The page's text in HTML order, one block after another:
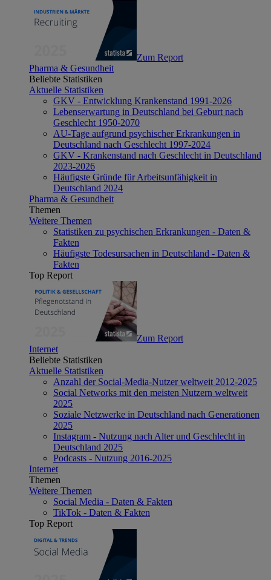
Zum Report
Pharma & Gesundheit
Beliebte Statistiken
Aktuelle Statistiken
GKV - Entwicklung Krankenstand 1991-2026
Lebenserwartung in Deutschland bei Geburt nach
Geschlecht 1950-2070
AU-Tage aufgrund psychischer Erkrankungen in
Deutschland nach Geschlecht 1997-2024
GKV - Krankenstand nach Geschlecht in Deutschland
2023-2026
Häufigste Gründe für Arbeitsunfähigkeit in
Deutschland 2024
Pharma & Gesundheit
Themen
Weitere Themen
Statistiken zu psychischen Erkrankungen - Daten &
Fakten
Häufigste Todesursachen in Deutschland - Daten &
Fakten
Top Report
Zum Report
Internet
Beliebte Statistiken
Aktuelle Statistiken
Anzahl der Social-Media-Nutzer weltweit 2012-2025
Social Networks mit den meisten Nutzern weltweit
2025
Soziale Netzwerke in Deutschland nach Generationen
2025
Instagram - Nutzung nach Alter und Geschlecht in
Deutschland 2025
Podcasts - Nutzung 2016-2025
Internet
Themen
Weitere Themen
Social Media - Daten & Fakten
TikTok - Daten & Fakten
Top Report